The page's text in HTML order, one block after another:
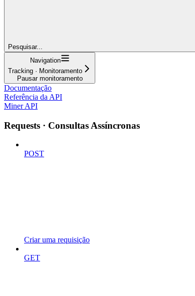
Pesquisar...
Navigation
Tracking · Monitoramento
Pausar monitoramento
Documentação
Referência da API
Miner API
Requests · Consultas Assíncronas
POST
Criar uma requisição
GET